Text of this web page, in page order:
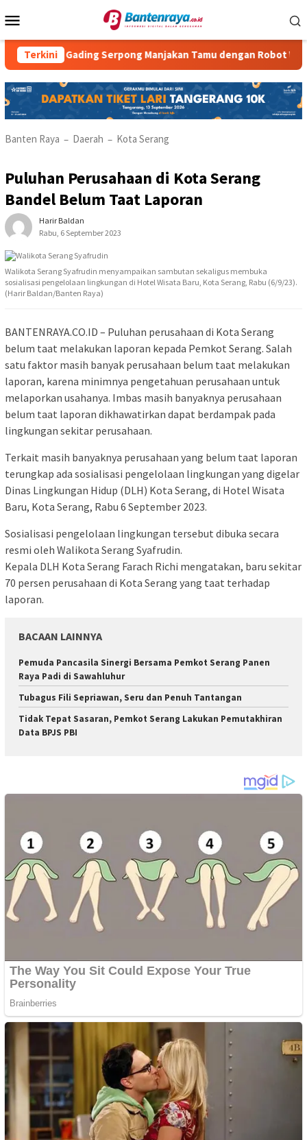
ke
Mobile
Terkini
Serpong Manjakan Tamu dengan Robot Waiter
Banten Raya – Daerah – Kota Serang
Puluhan Perusahaan di Kota Serang
Bandel Belum Taat Laporan
Harir Baldan
Rabu, 6 September 2023
Walikota Serang Syafrudin menyampaikan sambutan sekaligus membuka
sosialisasi pengelolaan lingkungan di Hotel Wisata Baru, Kota Serang, Rabu (6/9/23).
(Harir Baldan/Banten Raya)
BANTENRAYA.CO.ID – Puluhan perusahaan di Kota Serang
belum taat melakukan laporan kepada Pemkot Serang. Salah
satu faktor masih banyak perusahaan belum taat melakukan
laporan, karena minimnya pengetahuan perusahaan untuk
melaporkan usahanya. Imbas masih banyaknya perusahaan
belum taat laporan dikhawatirkan dapat berdampak pada
lingkungan sekitar perusahaan.
Terkait masih banyaknya perusahaan yang belum taat laporan
terungkap ada sosialisasi pengelolaan lingkungan yang digelar
Dinas Lingkungan Hidup (DLH) Kota Serang, di Hotel Wisata
Baru, Kota Serang, Rabu 6 September 2023.
Sosialisasi pengelolaan lingkungan tersebut dibuka secara
resmi oleh Walikota Serang Syafrudin.
Kepala DLH Kota Serang Farach Richi mengatakan, baru sekitar
70 persen perusahaan di Kota Serang yang taat terhadap
laporan.
BACAAN LAINNYA
Pemuda Pancasila Sinergi Bersama Pemkot Serang Panen
Raya Padi di Sawahluhur
Tubagus Fili Sepriawan, Seru dan Penuh Tantangan
Tidak Tepat Sasaran, Pemkot Serang Lakukan Pemutakhiran
Data BPJS PBI